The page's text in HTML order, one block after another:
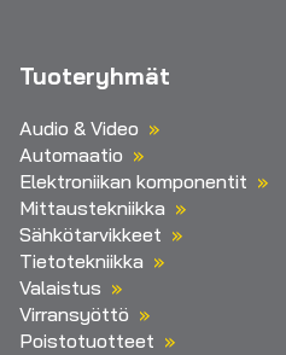
Tuoteryhmät
Audio & Video
Automaatio
Elektroniikan komponentit
Mittaustekniikka
Sähkötarvikkeet
Tietotekniikka
Valaistus
Virransyöttö
Poistotuotteet